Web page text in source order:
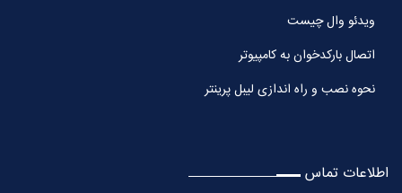
ویدئو وال چیست
اتصال بارکدخوان به کامپیوتر
نحوه نصب و راه اندازی لیبل پرینتر
اطلاعات تماس